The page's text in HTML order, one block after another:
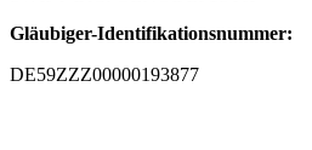
Gläubiger-Identifikationsnummer:
DE59ZZZ00000193877